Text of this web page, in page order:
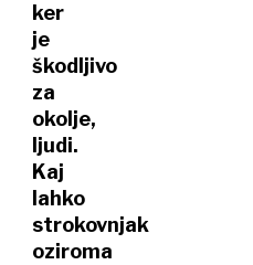
ker
je
škodljivo
za
okolje,
ljudi.
Kaj
lahko
strokovnjak
oziroma